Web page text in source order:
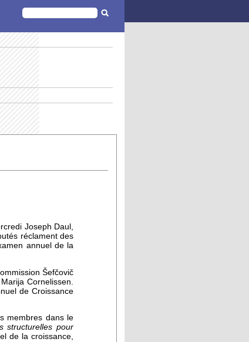
FORMULAIRE
DE
RECHERCHE
Joseph Daul,
réclament des
annuel de la
Šefčovič
Cornelissen.
de Croissance
membres dans le
structurelles pour
de la croissance,